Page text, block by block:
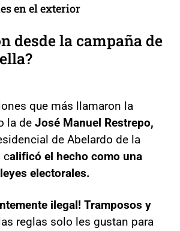
en el exterior
desde la campaña de
que más llamaron la
la de José Manuel Restrepo,
de Abelardo de la
calificó el hecho como una
electorales.
ilegal! Tramposos y
reglas solo les gustan para